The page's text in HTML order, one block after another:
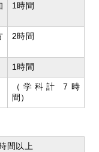
1時間
2時間
1時間
（学科計 7時
間）
間以上